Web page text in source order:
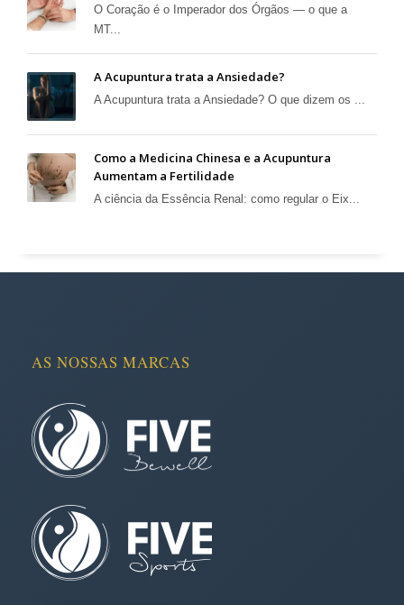
O Coração é o Imperador dos Órgãos — o que a
MT...
A Acupuntura trata a Ansiedade?
A Acupuntura trata a Ansiedade? O que dizem os ...
Como a Medicina Chinesa e a Acupuntura
Aumentam a Fertilidade
A ciência da Essência Renal: como regular o Eix...
AS NOSSAS MARCAS